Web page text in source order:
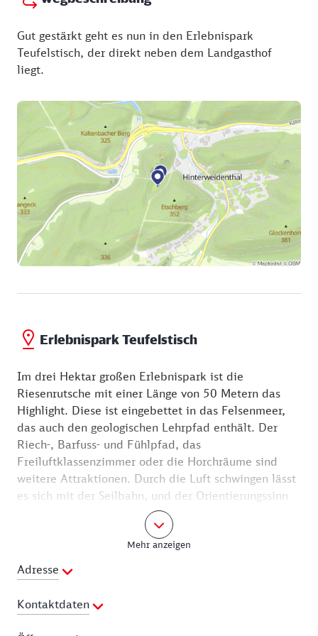
Gut gestärkt geht es nun in den Erlebnispark
Teufelstisch, der direkt neben dem Landgasthof
liegt.
Erlebnispark Teufelstisch
Im drei Hektar großen Erlebnispark ist die
Riesenrutsche mit einer Länge von 50 Metern das
Highlight. Diese ist eingebettet in das Felsenmeer,
das auch den geologischen Lehrpfad enthält. Der
Riech-, Barfuss- und Fühlpfad, das
Freiluftklassenzimmer oder die Horchräume sind
weitere Attraktionen. Durch die Luft schwingen lässt
es sich mit der Seilbahn, und der Orientierungssinn
wird im Labyrinth mit Glockenturm auf die Probe
gestellt. Auf dem Wasserspielplatz kann hingegen
nach Lust und Laune herumgespritzt werden, doch
zuvor muss das Wasser mit einer Handpumpe an die
Oberfläche befördert werden.
Auch an die Kleinsten wurde gedacht, denn es gibt
einen Kleinkinderspielplatz mit Sandspielfläche,
Mehr anzeigen
Adresse
Kontaktdaten